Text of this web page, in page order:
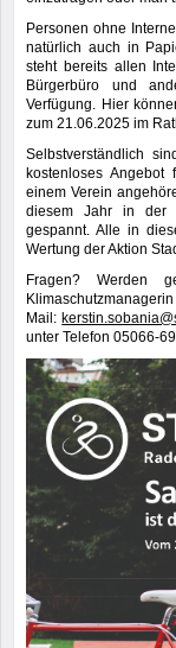
Personen ohne
natürlich auch in
steht bereits allen
Bürgerbüro und
Verfügung. Hier
zum 21.06.2025 im
Selbstverständlich
kostenloses
einem Verein
diesem Jahr in der
gespannt. Alle in
Wertung der Aktion
Fragen? Werden
Mail:
unter Telefon 05066-